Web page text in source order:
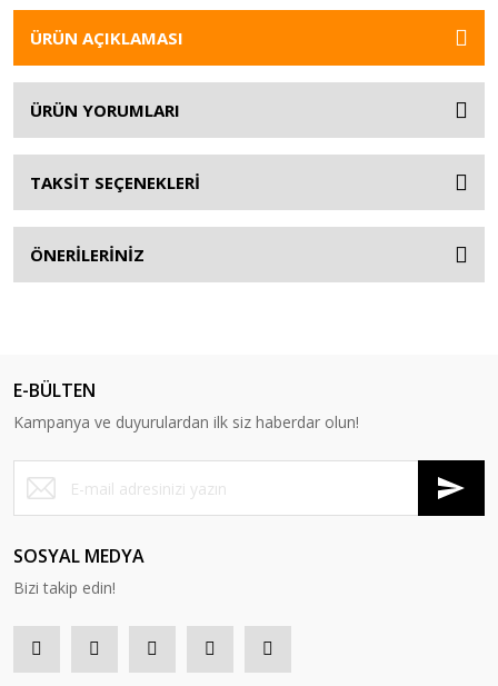
ÜRÜN AÇIKLAMASI
ÜRÜN YORUMLARI
TAKSİT SEÇENEKLERİ
ÖNERİLERİNİZ
E-BÜLTEN
Kampanya ve duyurulardan ilk siz haberdar olun!
SOSYAL MEDYA
Bizi takip edin!